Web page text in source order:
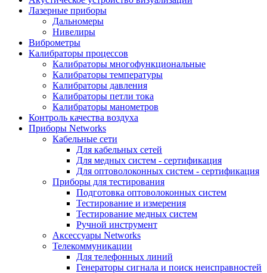
Лазерные приборы
Дальномеры
Нивелиры
Виброметры
Калибраторы процессов
Калибраторы многофункциональные
Калибраторы температуры
Калибраторы давления
Калибраторы петли тока
Калибраторы манометров
Контроль качества воздуха
Приборы Networks
Кабельные сети
Для кабельных сетей
Для медных систем - сертификация
Для оптоволоконных систем - сертификация
Приборы для тестирования
Подготовка оптоволоконных систем
Тестирование и измерения
Тестирование медных систем
Ручной инструмент
Аксессуары Networks
Телекоммуникации
Для телефонных линий
Генераторы сигнала и поиск неисправностей